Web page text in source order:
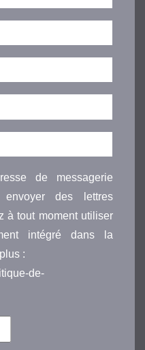
de messagerie
des lettres
à tout moment utiliser
intégré dans la
:
de-